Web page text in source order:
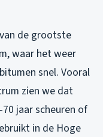
de grootste
waar het weer
snel. Vooral
zien we dat
jaar scheuren of
in de Hoge